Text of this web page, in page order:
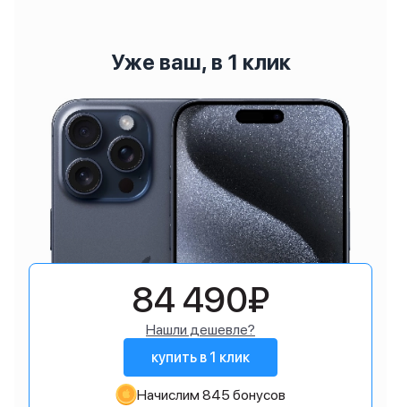
Уже ваш, в 1 клик
84 490₽
Нашли дешевле?
купить в 1 клик
Начислим 845 бонусов